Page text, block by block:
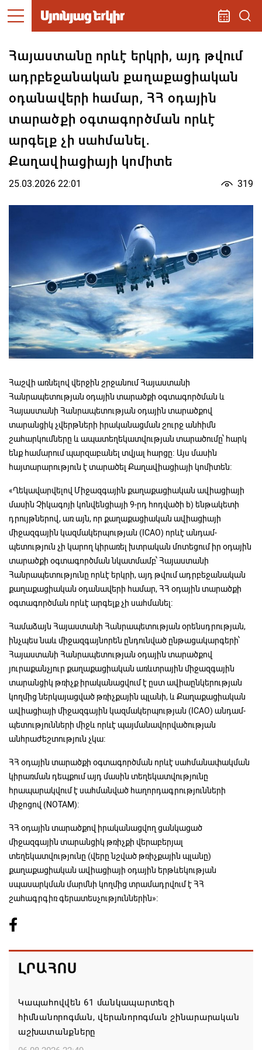
Հայաստանը որևէ երկրի, այդ թվում
ադրբեջանական քաղաքացիական
օդանավերի համար, ՀՀ օդային
տարածքի օգտագործման որևէ
արգելք չի սահմանել․
Քաղավիացիայի կոմիտե
25.03.2026 22:01 319
Հաշվի առնելով վերջին շրջանում Հայաստանի
Հանրապետության օդային տարածքի օգտագործման և
Հայաստանի Հանրապետության օդային տարածքով
տարանցիկ չվերթների իրականացման շուրջ անհիմն
շահարկումները և ապատեղեկատվության տարածումը՝ հարկ
ենք համարում պարզաբանել տվյալ հարցը։ Այս մասին
հայտարարություն է տարածել Քաղավիացիայի կոմիտեն։
«Ղեկավարվելով Միջազգային քաղաքացիական ավիացիայի
մասին Չիկագոյի կոնվենցիայի 9-րդ հոդվածի b) ենթակետի
դրույթներով, առ այն, որ քաղաքացիական ավիացիայի
միջազգային կազմակերպության (ICAO) որևէ անդամ-
պետություն չի կարող կիրառել խտրական մոտեցում իր օդային
տարածքի օգտագործման նկատմամբ՝ Հայաստանի
Հանրապետությունը որևէ երկրի, այդ թվում ադրբեջանական
քաղաքացիական օդանավերի համար, ՀՀ օդային տարածքի
օգտագործման որևէ արգելք չի սահմանել։
Համաձայն Հայաստանի Հանրապետության օրենսդրության,
ինչպես նաև միջազգայնորեն ընդունված ընթացակարգերի՝
Հայաստանի Հանրապետության օդային տարածքով
յուրաքանչյուր քաղաքացիական առևտրային միջազգային
տարանցիկ թռիչք իրականացվում է ըստ ավիաընկերության
կողմից ներկայացված թռիչքային պլանի, և Քաղաքացիական
ավիացիայի միջազգային կազմակերպության (ICAO) անդամ-
պետությունների միջև որևէ պայմանավորվածության
անհրաժեշտություն չկա։
ՀՀ օդային տարածքի օգտագործման որևէ սահմանափակման
կիրառման դեպքում այդ մասին տեղեկատվությունը
հրապարակվում է սահմանված հաղորդագրությունների
միջոցով (NOTAM):
ՀՀ օդային տարածքով իրականացվող ցանկացած
միջազգային տարանցիկ թռիչքի վերաբերյալ
տեղեկատվությունը (վերը նշված թռիչքային պլանը)
քաղաքացիական ավիացիայի օդային երթևեկության
սպասարկման մարմնի կողմից տրամադրվում է ՀՀ
շահագրգիռ գերատեսչություններին»։
ԼՐԱՀՈՍ
Կապահովվեն 61 մանկապարտեզի
հիմնանորոգման, վերանորոգման շինարարական
աշխատանքները